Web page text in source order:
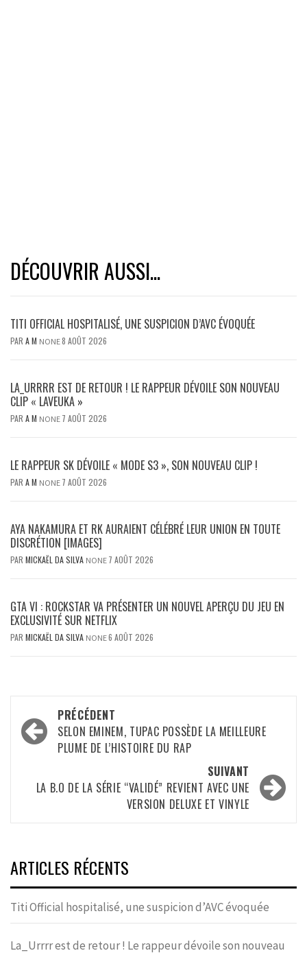
DÉCOUVRIR AUSSI...
TITI OFFICIAL HOSPITALISÉ, UNE SUSPICION D’AVC ÉVOQUÉE
PAR A M NONE8 AOÛT 2026
LA_URRRR EST DE RETOUR ! LE RAPPEUR DÉVOILE SON NOUVEAU
CLIP « LAVEUKA »
PAR A M NONE 7 AOÛT 2026
LE RAPPEUR SK DÉVOILE « MODE S3 », SON NOUVEAU CLIP !
PAR A M NONE 7 AOÛT 2026
AYA NAKAMURA ET RK AURAIENT CÉLÉBRÉ LEUR UNION EN TOUTE
DISCRÉTION [IMAGES]
PAR MICKAËL DA SILVA NONE 7 AOÛT 2026
GTA VI : ROCKSTAR VA PRÉSENTER UN NOUVEL APERÇU DU JEU EN
EXCLUSIVITÉ SUR NETFLIX
PAR MICKAËL DA SILVA NONE6 AOÛT 2026
Navigation
d’article
PRÉCÉDENT
SELON EMINEM, TUPAC POSSÈDE LA MEILLEURE
PLUME DE L’HISTOIRE DU RAP
SUIVANT
LA B.O DE LA SÉRIE “VALIDÉ” REVIENT AVEC UNE
VERSION DELUXE ET VINYLE
ARTICLES RÉCENTS
Titi Official hospitalisé, une suspicion d’AVC évoquée
La_Urrrr est de retour ! Le rappeur dévoile son nouveau